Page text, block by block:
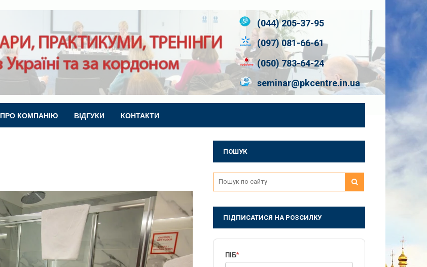
(044) 205-37-95
(097) 081-66-61
(050) 783-64-24
seminar@pkcentre.in.ua
ПРО КОМПАНІЮ ВІДГУКИ КОНТАКТИ
ПОШУК
ПІДПИСАТИСЯ НА РОЗСИЛКУ
ПІБ*